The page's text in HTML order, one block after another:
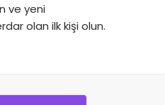
ve yeni
olan ilk kişi olun.